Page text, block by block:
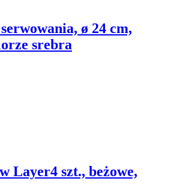
ø 24 cm,
srebra
Layer4 szt., beżowe,